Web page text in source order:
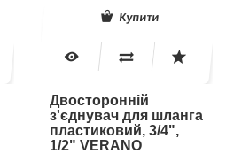
Купити
Двосторонній
з'єднувач для шланга
пластиковий, 3/4",
1/2" VERANO